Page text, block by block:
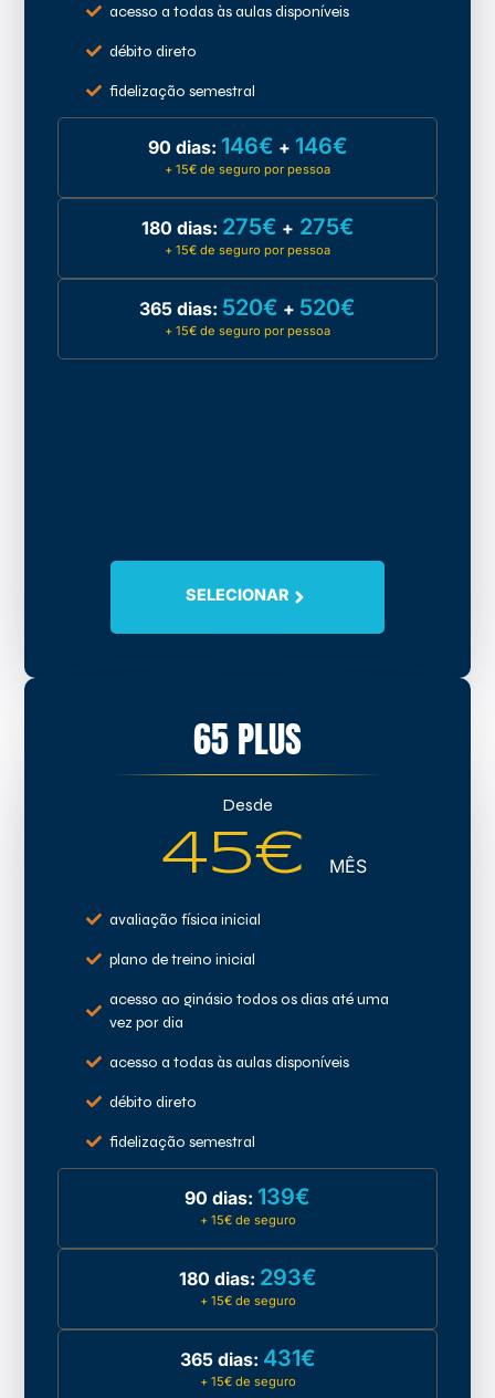
acesso a todas às aulas disponíveis
débito direto
fidelização semestral
90 dias: 146€ + 146€
+ 15€ de seguro por pessoa
180 dias: 275€ + 275€
+ 15€ de seguro por pessoa
365 dias: 520€ + 520€
+ 15€ de seguro por pessoa
SELECIONAR
65 PLUS
Desde
45€ MÊS
avaliação física inicial
plano de treino inicial
acesso ao ginásio todos os dias até uma
vez por dia
acesso a todas às aulas disponíveis
débito direto
fidelização semestral
90 dias: 139€
+ 15€ de seguro
180 dias: 293€
+ 15€ de seguro
365 dias: 431€
+ 15€ de seguro